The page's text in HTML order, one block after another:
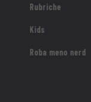
Rubriche
Kids
Roba meno nerd